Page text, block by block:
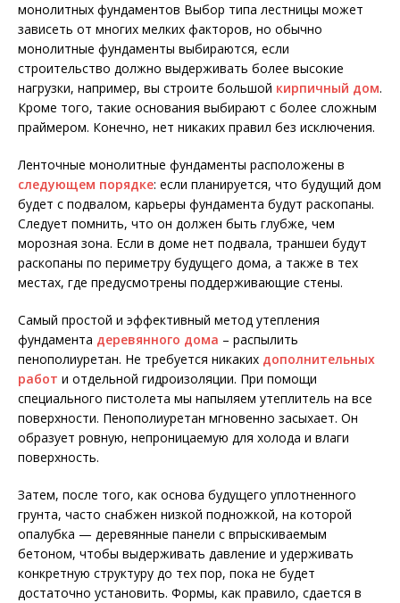
монолитных фундаментов Выбор типа лестницы может
зависеть от многих мелких факторов, но обычно
монолитные фундаменты выбираются, если
строительство должно выдерживать более высокие
нагрузки, например, вы строите большой кирпичный дом.
Кроме того, такие основания выбирают с более сложным
праймером. Конечно, нет никаких правил без исключения.
Ленточные монолитные фундаменты расположены в
следующем порядке: если планируется, что будущий дом
будет с подвалом, карьеры фундамента будут раскопаны.
Следует помнить, что он должен быть глубже, чем
морозная зона. Если в доме нет подвала, траншеи будут
раскопаны по периметру будущего дома, а также в тех
местах, где предусмотрены поддерживающие стены.
Самый простой и эффективный метод утепления
фундамента деревянного дома – распылить
пенополиуретан. Не требуется никаких дополнительных
работ и отдельной гидроизоляции. При помощи
специального пистолета мы напыляем утеплитель на все
поверхности. Пенополиуретан мгновенно засыхает. Он
образует ровную, непроницаемую для холода и влаги
поверхность.
Затем, после того, как основа будущего уплотненного
грунта, часто снабжен низкой подножкой, на которой
опалубка — деревянные панели с впрыскиваемым
бетоном, чтобы выдерживать давление и удерживать
конкретную структуру до тех пор, пока не будет
достаточно установить. Формы, как правило, сдается в